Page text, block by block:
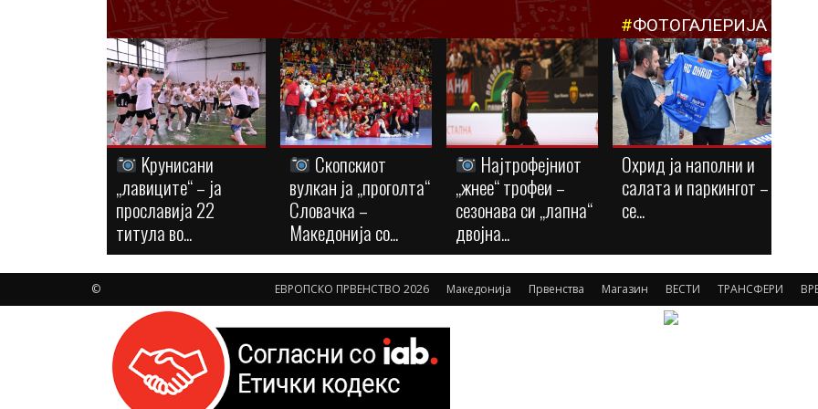
#ФОТОГАЛЕРИЈА
Kрунисани
„лавиците“ – ја
прославија 22
титула во...
Скопскиот
вулкан ја „проголта“
Словачка –
Македонија со...
Најтрофејниот
„жнее“ трофеи –
сезонава си „лапна“
двојна...
Охрид ја наполни и
салата и паркингот –
се...
ЕВРОПСКО ПРВЕНСТВО 2026 Македонија Првенства Магазин ВЕСТИ ТРАНСФЕРИ
©